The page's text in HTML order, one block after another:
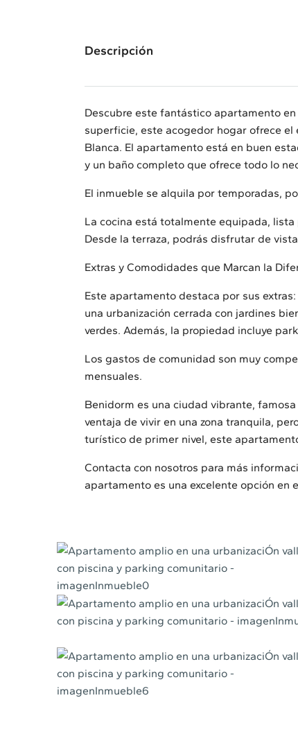
Descripción
Descubre este fantástico apartamento
superficie, este acogedor hogar ofrece
Blanca. El apartamento está en buen
y un baño completo que ofrece todo lo
El inmueble se alquila por temporadas,
La cocina está totalmente equipada,
Desde la terraza, podrás disfrutar de
Extras y Comodidades que Marcan la
Este apartamento destaca por sus
una urbanización cerrada con jardines
verdes. Además, la propiedad incluye
Los gastos de comunidad son muy
mensuales.
Benidorm es una ciudad vibrante,
ventaja de vivir en una zona tranquila,
turístico de primer nivel, este
Contacta con nosotros para más
apartamento es una excelente opción en